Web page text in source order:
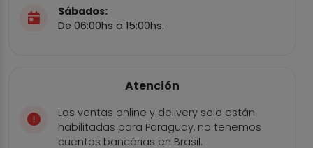
Sábados:
De 06:00hs a 15:00hs.
Atención
Las ventas online y delivery solo están
habilitadas para Paraguay, no tenemos
cuentas bancárias en Brasil.